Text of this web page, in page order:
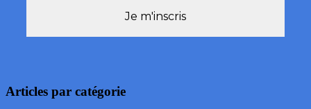
Articles par catégorie